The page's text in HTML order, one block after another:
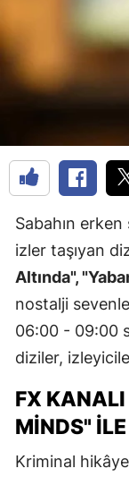
Sabahın
izler taşıyan
Altında",
nostalji
06:00 - 09:00
diziler,
FX
MINDS"
Kriminal